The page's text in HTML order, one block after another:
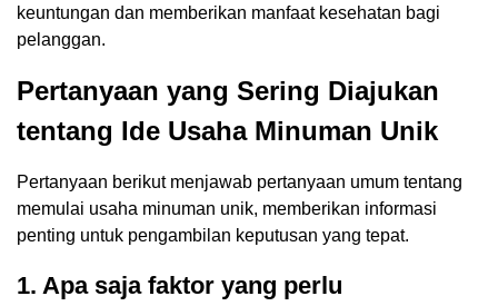
keuntungan dan memberikan manfaat kesehatan bagi
pelanggan.
Pertanyaan yang Sering Diajukan
tentang Ide Usaha Minuman Unik
Pertanyaan berikut menjawab pertanyaan umum tentang
memulai usaha minuman unik, memberikan informasi
penting untuk pengambilan keputusan yang tepat.
1. Apa saja faktor yang perlu